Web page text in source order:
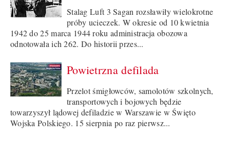
Stalag Luft 3 Sagan rozsławiły wielokrotne
próby ucieczek. W okresie od 10 kwietnia
1942 do 25 marca 1944 roku administracja obozowa
odnotowała ich 262. Do historii przes...
Powietrzna defilada
Przelot śmigłowców, samolotów szkolnych,
transportowych i bojowych będzie
towarzyszył lądowej defiladzie w Warszawie w Święto
Wojska Polskiego. 15 sierpnia po raz pierwsz...